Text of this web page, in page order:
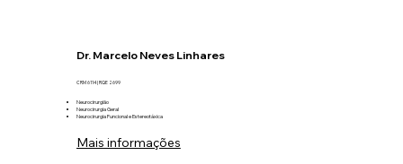
Dr. Marcelo Neves Linhares
CRM 6114 | RQE 2699
Neurocirurgião
Neurocirurgia Geral
Neurocirurgia Funcional e Estereotáxica
Mais informações